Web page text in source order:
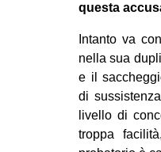
questa
Intanto va
nella sua
e il
di
livello di
troppa